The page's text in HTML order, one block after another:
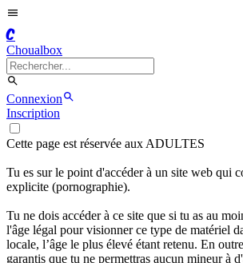
C
Choualbox
Connexion
Inscription
Cette page est réservée aux ADULTES
Tu es sur le point d'accéder à un site web qui
explicite (pornographie).
Tu ne dois accéder à ce site que si tu as au
l'âge légal pour visionner ce type de matériel
locale, l’âge le plus élevé étant retenu. En
garantis que tu ne permettras aucun mineur à